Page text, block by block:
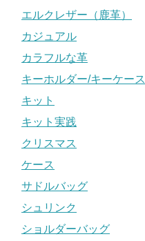
エルクレザー（鹿革）
カジュアル
カラフルな革
キーホルダー/キーケース
キット
キット実践
クリスマス
ケース
サドルバッグ
シュリンク
ショルダーバッグ